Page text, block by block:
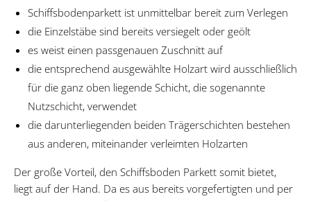
Schiffsbodenparkett ist unmittelbar bereit zum Verlegen
die Einzelstäbe sind bereits versiegelt oder geölt
es weist einen passgenauen Zuschnitt auf
die entsprechend ausgewählte Holzart wird ausschließlich
für die ganz oben liegende Schicht, die sogenannte
Nutzschicht, verwendet
die darunterliegenden beiden Trägerschichten bestehen
aus anderen, miteinander verleimten Holzarten
Der große Vorteil, den Schiffsboden Parkett somit bietet,
liegt auf der Hand. Da es aus bereits vorgefertigten und per